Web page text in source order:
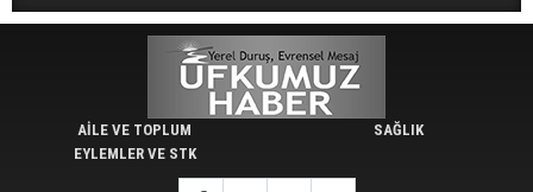
AİLE VE TOPLUM
EYLEMLER VE STK
SAĞLIK